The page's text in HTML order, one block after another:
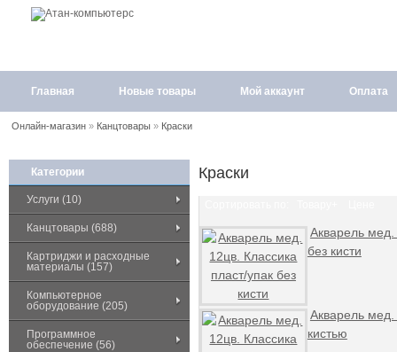
Главная Новые товары Мой аккаунт Оплата
Онлайн-магазин» Канцтовары» Краски
Категории
Услуги (10)
Канцтовары (688)
Картриджи и расходные
материалы (157)
Компьютерное
оборудование (205)
Программное
обеспечение (56)
Краски
Акварель мед.
без кисти
Акварель мед.
кистью